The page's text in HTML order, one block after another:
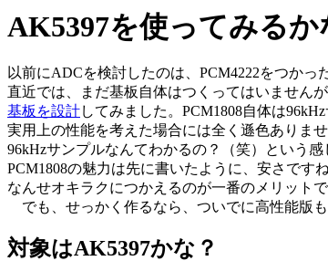
AK5397を使ってみるか
以前にADCを検討したのは、PCM4222をつかっ
直近では、まだ基板自体はつくってはいません
基板を設計してみました。PCM1808自体は
実用上の性能を考えた場合には全く遜色ありま
96kHzサンプルなんてわかるの？（笑）という
PCM1808の魅力は先に書いたように、安さです
なんせオキラクにつかえるのが一番のメリット
でも、せっかく作るなら、ついでに高性能版
対象はAK5397かな？